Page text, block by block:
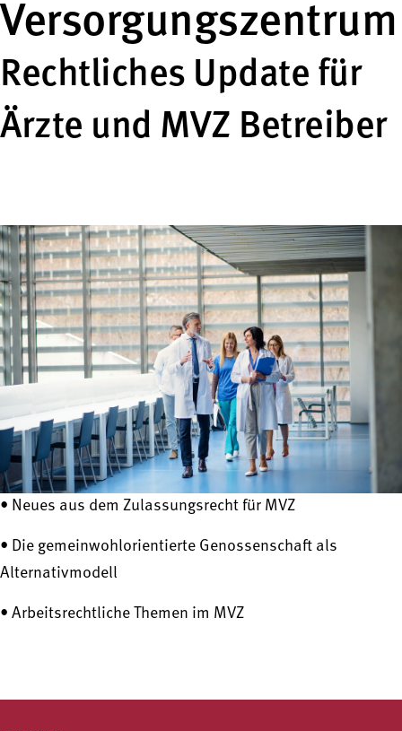
Versorgungszentrum
Rechtliches Update für
Ärzte und MVZ Betreiber
• Neues aus dem Zulassungsrecht für MVZ
• Die gemeinwohlorientierte Genossenschaft als
Alternativmodell
• Arbeitsrechtliche Themen im MVZ